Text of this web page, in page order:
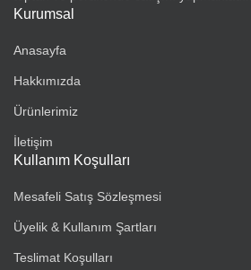
Kurumsal
Anasayfa
Hakkımızda
Ürünlerimiz
İletişim
Kullanım Koşulları
Mesafeli Satış Sözleşmesi
Üyelik & Kullanım Şartları
Teslimat Koşulları